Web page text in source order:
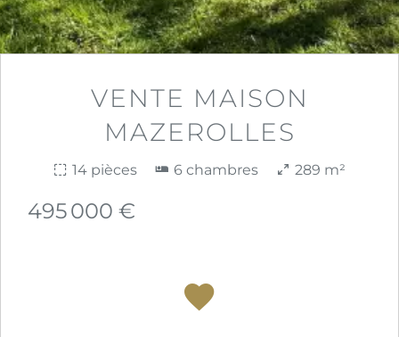
VENTE MAISON
MAZEROLLES
14 pièces 6 chambres 289 m²
495 000 €